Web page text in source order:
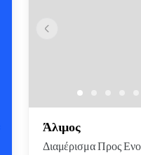
Άλιμος
Διαμέρισμα Προς